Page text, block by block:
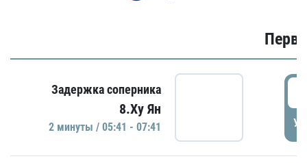
Задержка соперника
8.Ху Ян
2 минуты / 05:41 - 07:41